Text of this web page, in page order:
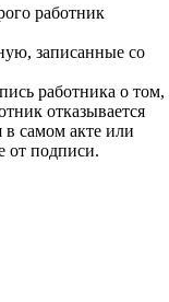
работник
записанные со
работника о том,
отказывается
в самом акте или
от подписи.